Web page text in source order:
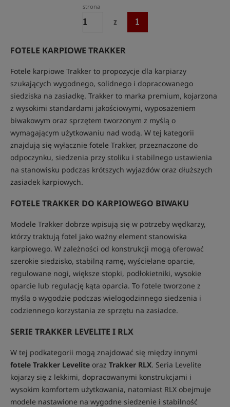
strona
z 1
FOTELE KARPIOWE TRAKKER
Fotele karpiowe Trakker to propozycje dla karpiarzy
szukających wygodnego, solidnego i dopracowanego
siedziska na zasiadkę. Trakker to marka premium, kojarzona
z wysokimi standardami jakościowymi, wyposażeniem
biwakowym oraz sprzętem tworzonym z myślą o
wymagającym użytkowaniu nad wodą. W tej kategorii
znajdują się wyłącznie fotele Trakker, przeznaczone do
odpoczynku, siedzenia przy stoliku i stabilnego ustawienia
na stanowisku podczas krótszych wyjazdów oraz dłuższych
zasiadek karpiowych.
FOTELE TRAKKER DO KARPIOWEGO BIWAKU
Modele Trakker dobrze wpisują się w potrzeby wędkarzy,
którzy traktują fotel jako ważny element stanowiska
karpiowego. W zależności od konstrukcji mogą oferować
szerokie siedzisko, stabilną ramę, wyściełane oparcie,
regulowane nogi, większe stopki, podłokietniki, wysokie
oparcie lub regulację kąta oparcia. To fotele tworzone z
myślą o wygodzie podczas wielogodzinnego siedzenia i
codziennego korzystania ze sprzętu na zasiadce.
SERIE TRAKKER LEVELITE I RLX
W tej podkategorii mogą znajdować się między innymi
fotele Trakker Levelite oraz Trakker RLX. Seria Levelite
kojarzy się z lekkimi, dopracowanymi konstrukcjami i
wysokim komfortem użytkowania, natomiast RLX obejmuje
modele nastawione na wygodne siedzenie i stabilność